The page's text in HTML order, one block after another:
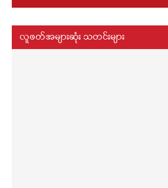
လူဖတ်အများဆုံး သတင်းများ